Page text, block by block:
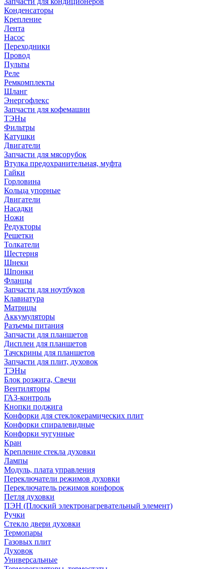
Конденсаторы
Крепление
Лента
Насос
Переходники
Провод
Пульты
Реле
Ремкомплекты
Шланг
Энергофлекс
Запчасти для кофемашин
ТЭНы
Фильтры
Катушки
Двигатели
Запчасти для мясорубок
Втулка предохранительная, муфта
Гайки
Горловина
Кольца упорные
Двигатели
Насадки
Ножи
Редукторы
Решетки
Толкатели
Шестерня
Шнеки
Шпонки
Фланцы
Запчасти для ноутбуков
Клавиатура
Матрицы
Аккумуляторы
Разъемы питания
Запчасти для планшетов
Дисплеи для планшетов
Тачскрины для планшетов
Запчасти для плит, духовок
ТЭНы
Блок розжига, Свечи
Вентиляторы
ГАЗ-контроль
Кнопки поджига
Конфорки для стеклокерамических плит
Конфорки спиралевидные
Конфорки чугунные
Кран
Крепление стекла духовки
Лампы
Модуль, плата управления
Переключатели режимов духовки
Переключатель режимов конфорок
Петля духовки
ПЭН (Плоский электронагревательный элемент)
Ручки
Стекло двери духовки
Термопары
Газовых плит
Духовок
Универсальные